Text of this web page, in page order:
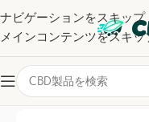
ナビゲーションをスキップ
メインコンテンツをスキッ
ホーム/ローリングペー